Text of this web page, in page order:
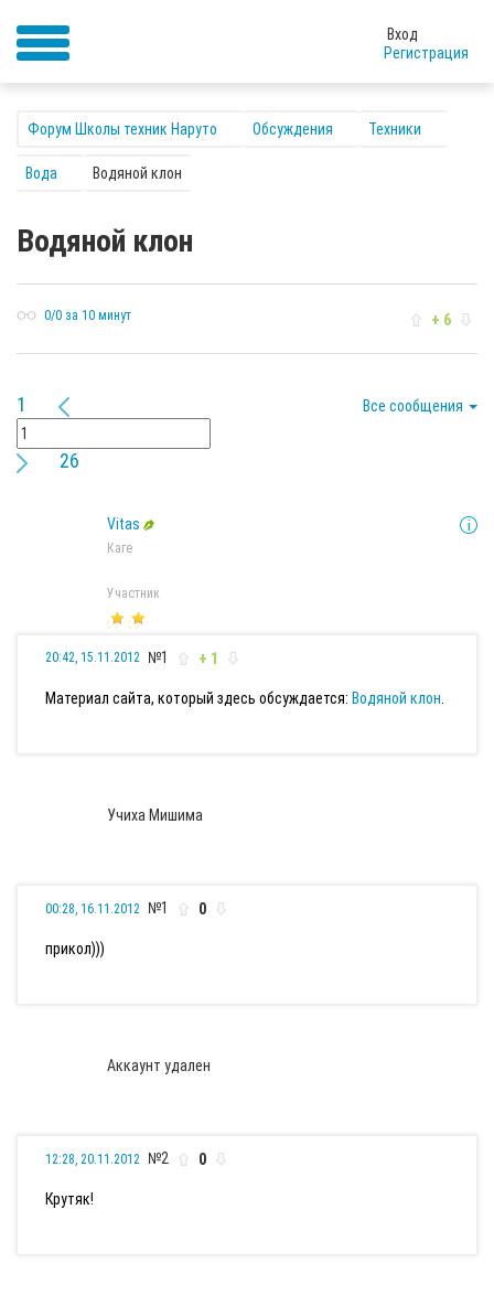
Вход
Регистрация
Форум Школы техник Наруто Обсуждения Техники
Вода Водяной клон
Водяной клон
0/0 за 10 минут + 6
1
26
Все сообщения
Vitas
Каге
Участник
20:42, 15.11.2012 №1 + 1
Материал сайта, который здесь обсуждается: Водяной клон
Учиха Мишима
00:28, 16.11.2012 №1 0
прикол)))
Аккаунт удален
12:28, 20.11.2012 №2 0
Крутяк!